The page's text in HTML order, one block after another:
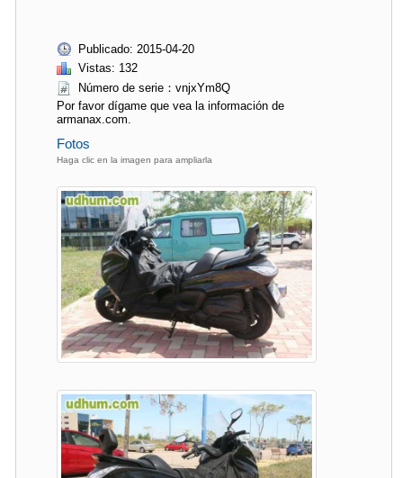
Publicado: 2015-04-20
Vistas: 132
Número de serie：vnjxYm8Q
Por favor dígame que vea la información de
armanax.com.
Fotos
Haga clic en la imagen para ampliarla